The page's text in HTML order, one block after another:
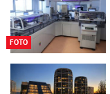
FOTO